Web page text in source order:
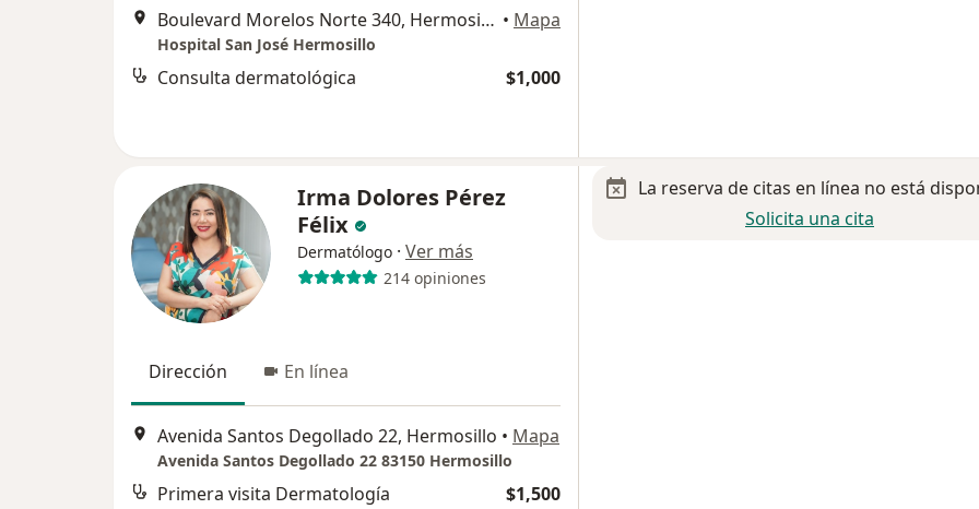
Boulevard Morelos Norte 340, Hermosillo • Mapa
Hospital San José Hermosillo
Consulta dermatológica $1,000
Irma Dolores Pérez
Félix
Dermatólogo · Ver más
214 opiniones
Dirección En línea
Avenida Santos Degollado 22, Hermosillo • Mapa
Avenida Santos Degollado 22 83150 Hermosillo
Primera visita Dermatología $1,500
La reserva de citas en línea no está
Solicita una cita